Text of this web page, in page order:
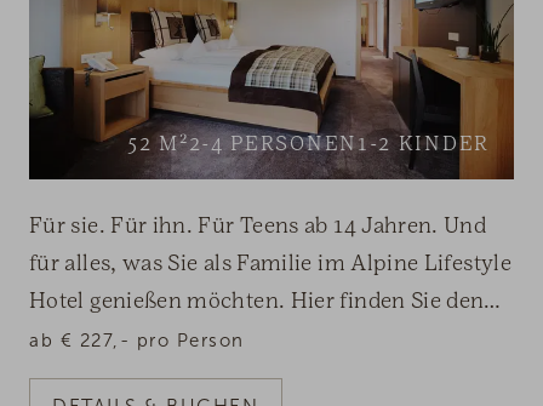
2-4 PERSONEN1-2 KINDER
52 M²
Für sie. Für ihn. Für Teens ab 14 Jahren. Und
für alles, was Sie als Familie im Alpine Lifestyle
Hotel genießen möchten. Hier finden Sie den
stilvollen Raum dafür.
ab € 227,- pro Person